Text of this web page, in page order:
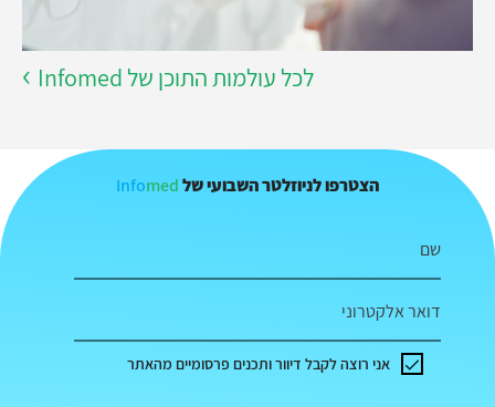
לכל עולמות התוכן של Infomed
הצטרפו לניוזלטר השבועי של Infomed
שם
דואר אלקטרוני
אני רוצה לקבל דיוור ותכנים פרסומיים מהאתר